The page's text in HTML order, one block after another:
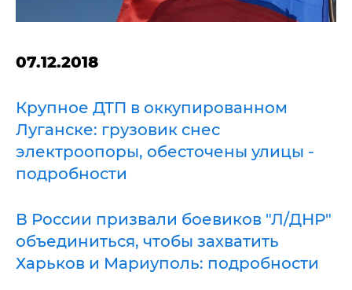
07.12.2018
Крупное ДТП в оккупированном
Луганске: грузовик снес
электроопоры, обесточены улицы -
подробности
В России призвали боевиков "Л/ДНР"
объединиться, чтобы захватить
Харьков и Мариуполь: подробности